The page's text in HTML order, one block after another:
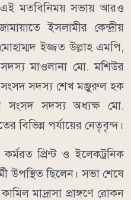
এই মতবিনিময় সভায় আরও
ইসলামীর কেন্দ্রীয়
ইজ্জত উল্লাহ এমপি,
মাওলানা মো. মশিউর
সদস্য শেখ মঞ্জুরুল হক
সংসদ সদস্য অধ্যক্ষ মো.
বিভিন্ন পর্যায়ের নেতৃবৃন্দ।
প্রিন্ট ও ইলেকট্রনিক
উপস্থিত ছিলেন। সভা শেষে
মাদ্রাসা প্রাঙ্গণে রোকন